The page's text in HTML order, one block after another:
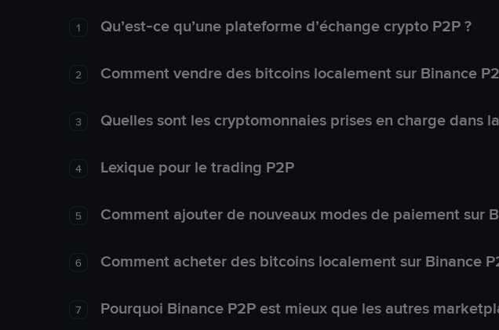
1 Qu’est-ce qu’une plateforme d’échange crypto P2P ?
2 Comment vendre des bitcoins localement sur Binance
3 Quelles sont les cryptomonnaies prises en charge dans
4 Lexique pour le trading P2P
5 Comment ajouter de nouveaux modes de paiement sur
6 Comment acheter des bitcoins localement sur Binance
7 Pourquoi Binance P2P est mieux que les autres